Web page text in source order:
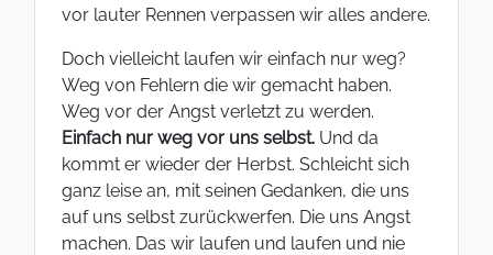
vor lauter Rennen verpassen wir alles andere.
Doch vielleicht laufen wir einfach nur weg?
Weg von Fehlern die wir gemacht haben.
Weg vor der Angst verletzt zu werden.
Einfach nur weg vor uns selbst. Und da
kommt er wieder der Herbst. Schleicht sich
ganz leise an, mit seinen Gedanken, die uns
auf uns selbst zurückwerfen. Die uns Angst
machen. Das wir laufen und laufen und nie